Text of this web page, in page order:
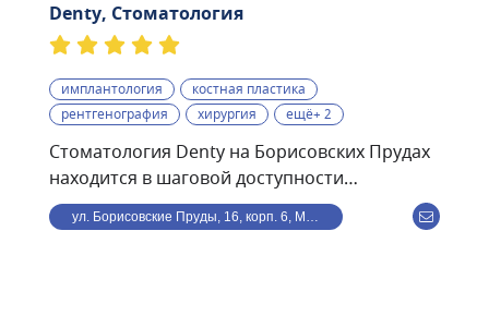
Denty, Стоматология
имплантология
костная пластика
рентгенография
хирургия ещё+ 2
Стоматология Denty на Борисовских Прудах
находится в шаговой доступности
от станции метро
Борисово.Стоматологическая клиника Denty
ул. Борисовские Пруды, 16, корп. 6, Москва, Россия